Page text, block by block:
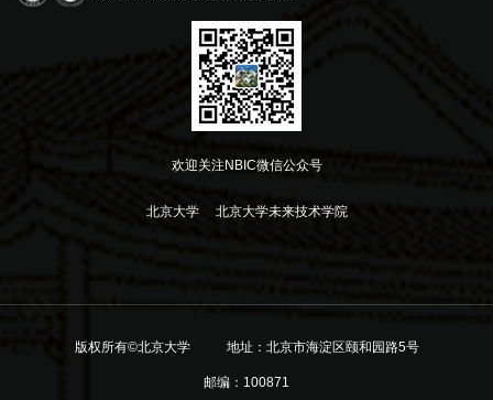
欢迎关注NBIC微信公众号
北京大学 北京大学未来技术学院
版权所有©北京大学 地址：北京市海淀区颐和园路5号
邮编：100871